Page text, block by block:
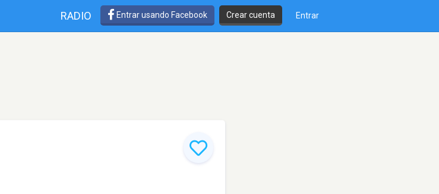
RADIO Entrar usando Facebook Crear cuenta Entrar